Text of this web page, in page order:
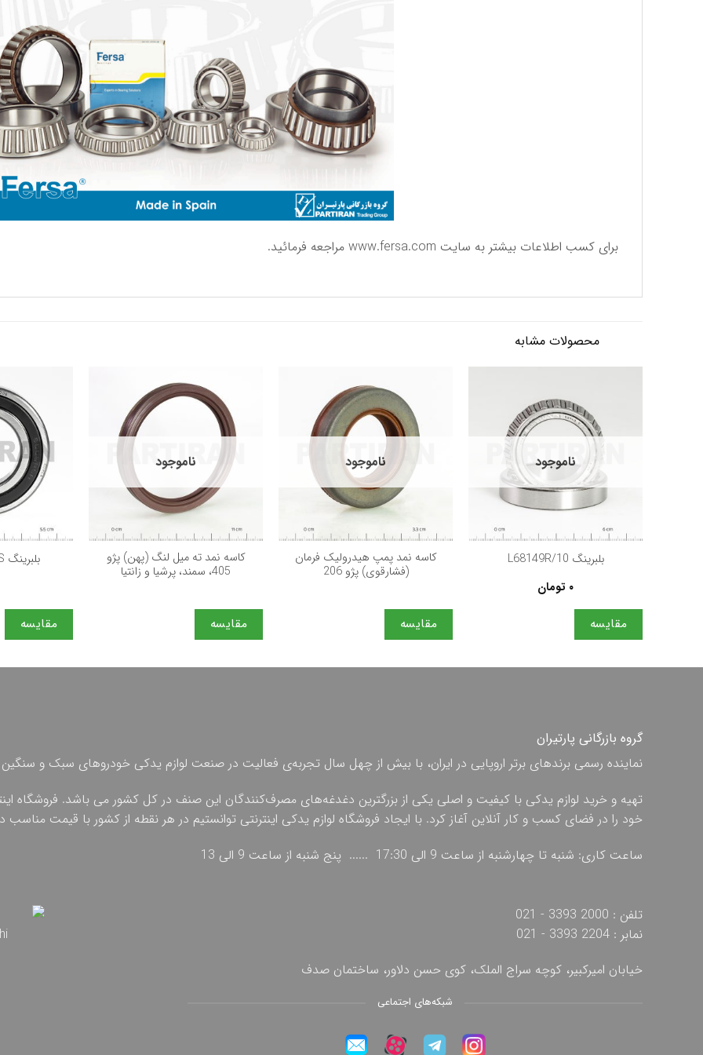
برای كسب اطلاعات بیشتر به سایت www.fersa.com مراجعه فرمائید.
محصولات مشابه
ناموجود
بلبرینگ L68149R/10
۰ تومان
مقایسه
ناموجود
كاسه نمد پمپ هیدرولیک فرمان
(فشارقوی) پژو 206
مقایسه
+
ناموجود
كاسه نمد ته ميل لنگ (پهن) پژو
405، سمند، پرشيا و زانتيا
مقایسه
بلبرینگ FAG 6006.2RS
مقایسه
گروه بازرگانی پارتیران
نماینده رسمی برندهای برتر اروپایی در ایران، با بیش از چهل سال تجربه‌ی فعالیت در صنعت لوازم یدکی خودروهای سبک و
تهیه و خرید لوازم یدکی با کیفیت و اصلی یکی از بزرگترین دغدغه‌های مصرف‌کنندگان این صنف در کل کشور می باشد. فروشگاه
خود را در فضای کسب و کار آنلاین آغاز کرد. با ایجاد فروشگاه لوازم یدکی اینترنتی توانستیم در هر نقطه از کشور با قیمت
ساعت کاری: شنبه تا چهارشنبه از ساعت 9 الی 17:30 ...... پنج شنبه از ساعت 9 الی 13
تلفن : 2000 3393 - 021
نمابر : 2204 3393 - 021
خیابان امیرکبیر، کوچه سراج الملک، کوی حسن دلاور، ساختمان صدف
شبکه‌های اجتماعی